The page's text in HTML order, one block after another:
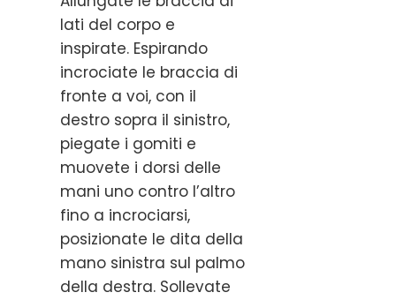
lati del corpo e
inspirate. Espirando
incrociate le braccia di
fronte a voi, con il
destro sopra il sinistro,
piegate i gomiti e
muovete i dorsi delle
mani uno contro l’altro
fino a incrociarsi,
posizionate le dita della
mano sinistra sul palmo
della destra. Sollevate